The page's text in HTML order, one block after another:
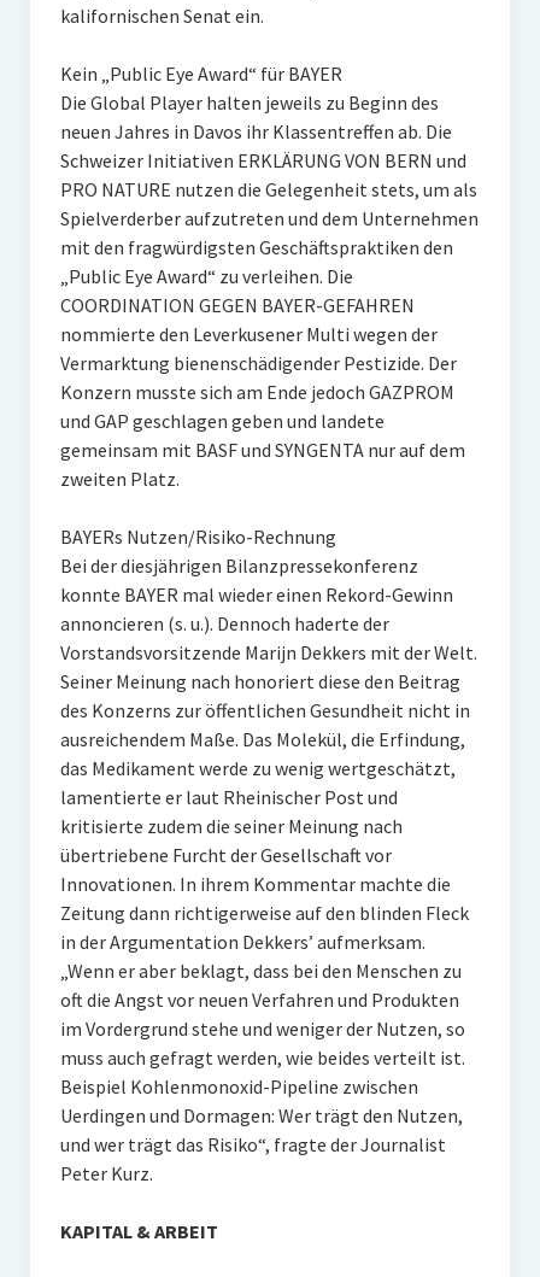
kalifornischen Senat ein.
Kein „Public Eye Award“ für BAYER
Die Global Player halten jeweils zu Beginn des
neuen Jahres in Davos ihr Klassentreffen ab. Die
Schweizer Initiativen ERKLÄRUNG VON BERN und
PRO NATURE nutzen die Gelegenheit stets, um als
Spielverderber aufzutreten und dem Unternehmen
mit den fragwürdigsten Geschäftspraktiken den
„Public Eye Award“ zu verleihen. Die
COORDINATION GEGEN BAYER-GEFAHREN
nommierte den Leverkusener Multi wegen der
Vermarktung bienenschädigender Pestizide. Der
Konzern musste sich am Ende jedoch GAZPROM
und GAP geschlagen geben und landete
gemeinsam mit BASF und SYNGENTA nur auf dem
zweiten Platz.
BAYERs Nutzen/Risiko-Rechnung
Bei der diesjährigen Bilanzpressekonferenz
konnte BAYER mal wieder einen Rekord-Gewinn
annoncieren (s. u.). Dennoch haderte der
Vorstandsvorsitzende Marijn Dekkers mit der Welt.
Seiner Meinung nach honoriert diese den Beitrag
des Konzerns zur öffentlichen Gesundheit nicht in
ausreichendem Maße. Das Molekül, die Erfindung,
das Medikament werde zu wenig wertgeschätzt,
lamentierte er laut Rheinischer Post und
kritisierte zudem die seiner Meinung nach
übertriebene Furcht der Gesellschaft vor
Innovationen. In ihrem Kommentar machte die
Zeitung dann richtigerweise auf den blinden Fleck
in der Argumentation Dekkers’ aufmerksam.
„Wenn er aber beklagt, dass bei den Menschen zu
oft die Angst vor neuen Verfahren und Produkten
im Vordergrund stehe und weniger der Nutzen, so
muss auch gefragt werden, wie beides verteilt ist.
Beispiel Kohlenmonoxid-Pipeline zwischen
Uerdingen und Dormagen: Wer trägt den Nutzen,
und wer trägt das Risiko“, fragte der Journalist
Peter Kurz.
KAPITAL & ARBEIT